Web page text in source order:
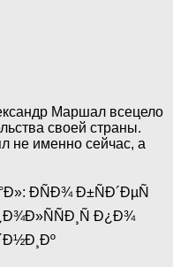
Маршал всецело
своей страны.
не именно сейчас, а